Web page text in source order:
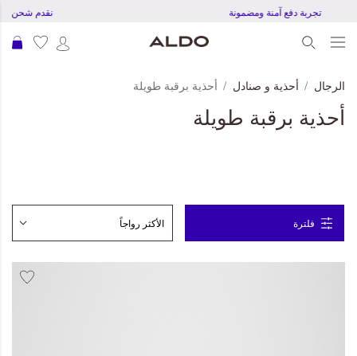
نقدم شحن مجاني تجربة دفع آمنة ومضمونة
الرجال أحذية و صنادل أحذية برقبة طويلة
أحذية برقبة طويلة
فلترة